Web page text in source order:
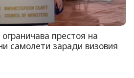
престоя на
самолети заради визовия